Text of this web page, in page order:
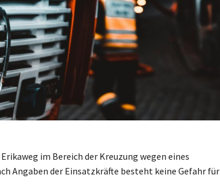
im Bereich der Kreuzung wegen eines
Angaben der Einsatzkräfte besteht keine Gefahr für